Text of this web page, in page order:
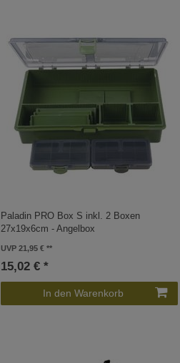
Paladin PRO Box S inkl. 2 Boxen
27x19x6cm - Angelbox
UVP 21,95 €
15,02 € *
In den Warenkorb